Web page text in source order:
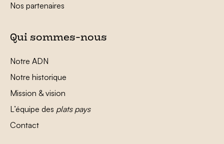
Nos partenaires
Qui sommes-nous
Notre ADN
Notre historique
Mission & vision
L’équipe des plats pays
Contact